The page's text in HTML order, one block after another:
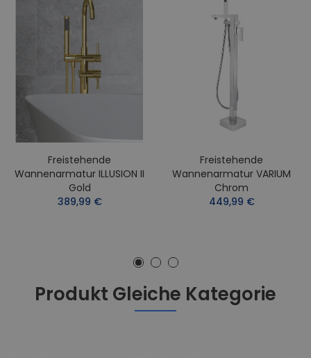
Freistehende
Wannenarmatur ILLUSION II
Gold
389,99 €
Freistehende
Wannenarmatur VARIUM
Chrom
449,99 €
Produkt Gleiche Kategorie